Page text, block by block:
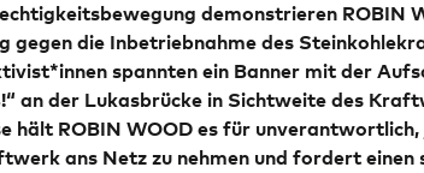
demonstrieren ROBIN
gegen die Inbetriebnahme des
spannten ein Banner mit der
an der Lukasbrücke in Sichtweite des
hält ROBIN WOOD es für unverantwortlich,
ans Netz zu nehmen und fordert